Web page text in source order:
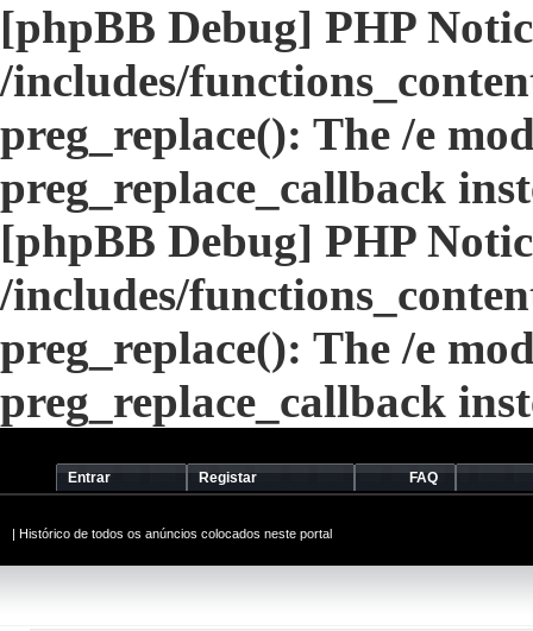
[phpBB Debug] PHP
/includes/
preg_replace(): The /e
preg_replace_callback
[phpBB Debug] PHP
/includes/
preg_replace(): The /e
preg_replace_callback
Entrar Registar FAQ
| Histórico de todos os anúncios colocados neste portal